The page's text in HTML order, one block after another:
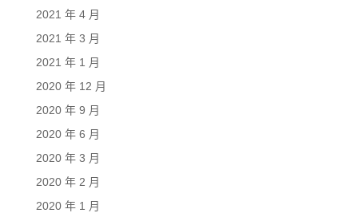
2021 年 4 月
2021 年 3 月
2021 年 1 月
2020 年 12 月
2020 年 9 月
2020 年 6 月
2020 年 3 月
2020 年 2 月
2020 年 1 月